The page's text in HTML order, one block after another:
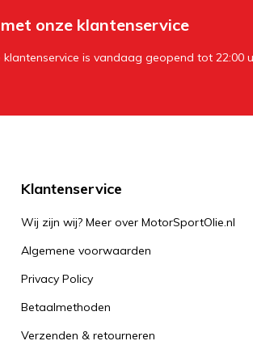
onze klantenservice
klantenservice is vandaag geopend tot 22:00
Klantenservice
Wij zijn wij? Meer over MotorSportOlie.nl
Algemene voorwaarden
Privacy Policy
Betaalmethoden
Verzenden & retourneren